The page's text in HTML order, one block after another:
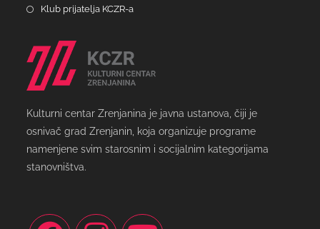
Klub prijatelja KCZR-a
Kulturni centar Zrenjanina je javna ustanova, čiji je
osnivač grad Zrenjanin, koja organizuje programe
namenjene svim starosnim i socijalnim kategorijama
stanovništva.